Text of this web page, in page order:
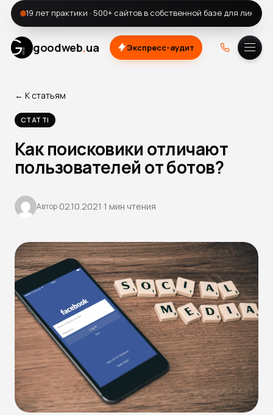
19 лет практики · 500+ сайтов в собственной базе для
goodweb.ua Экспресс-аудит
← К статьям
СТАТТІ
Как поисковики отличают
пользователей от ботов?
Автор·02.10.2021·1 мин чтения